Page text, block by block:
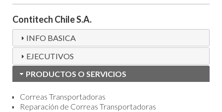
Contitech Chile S.A.
INFO BASICA
EJECUTIVOS
PRODUCTOS O SERVICIOS
Correas Transportadoras
Reparación de Correas Transportadoras